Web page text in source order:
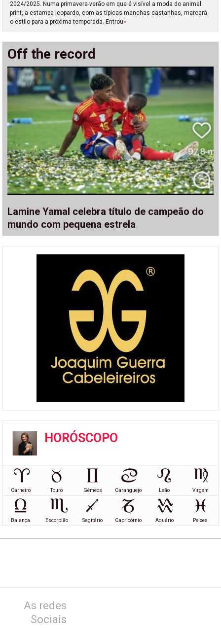
2024/2025. Numa primavera-verão em que é visível a moda do animal
print, a estampa leopardo, com as típicas manchas castanhas, marcará
o estilo para a próxima temporada. Entrou»
Off the record
Lamine Yamal celebra título de campeão do
mundo com pequena estrela
HORÓSCOPO
Carneiro Touro Gémeos Caranguejo Leão Virgem
Balança Escorpião Sagitário Capricórnio Aquário Peixes
As redes
Sociais